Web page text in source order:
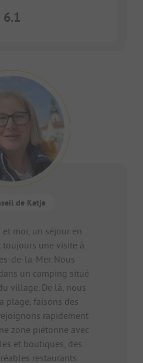
6.1
de Katja
et moi, un séjour en
toujours une visite à
de-la-Mer. Nous
un camping situé
village. De là, nous
plage, faisons des
rapidement
zone piétonne avec
et boutiques, des
restaurants.